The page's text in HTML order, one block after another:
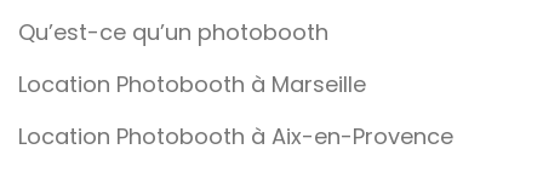
Qu’est-ce qu’un photobooth
Location Photobooth à Marseille
Location Photobooth à Aix-en-Provence